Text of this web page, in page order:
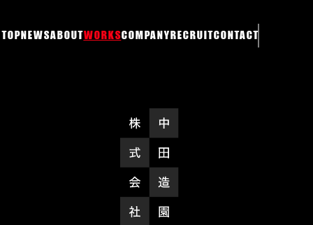
TOP NEWSABOUTWORKSCOMPANY RECRUITCONTACT